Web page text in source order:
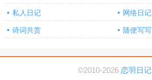
私人日记 网络日记
诗词共赏 随便写写
©2010-2026 恋羽日记